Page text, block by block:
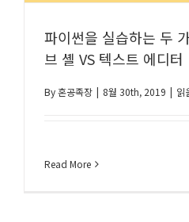
파이썬을 실습하는 두
브 셸 VS 텍스트 에디터
By혼공족장 | 8월 30th, 2019 | 읽
Read More